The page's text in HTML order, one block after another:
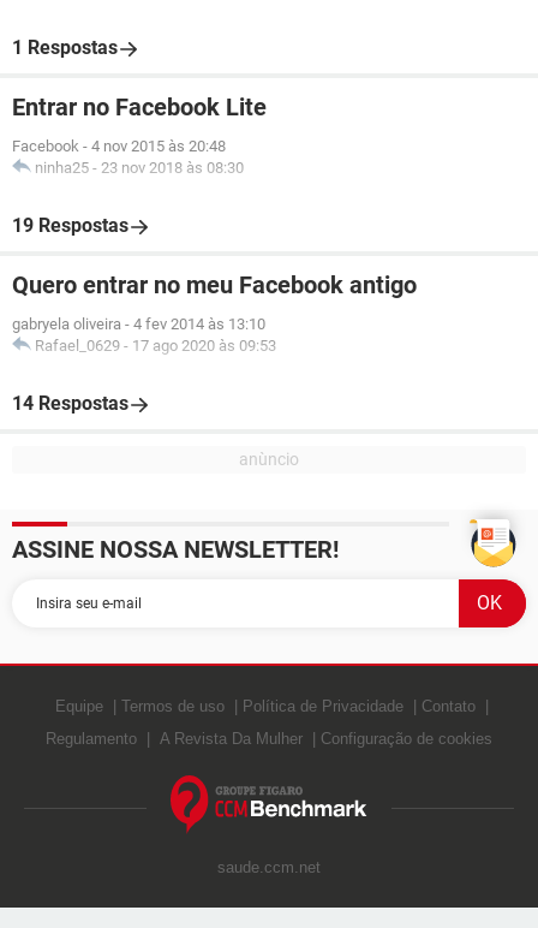
1 Respostas
Entrar no Facebook Lite
Facebook - 4 nov 2015 às 20:48
ninha25 - 23 nov 2018 às 08:30
19 Respostas
Quero entrar no meu Facebook antigo
gabryela oliveira - 4 fev 2014 às 13:10
Rafael_0629 - 17 ago 2020 às 09:53
14 Respostas
ASSINE NOSSA NEWSLETTER!
Equipe Termos de uso Política de Privacidade
Contato
Regulamento
A Revista Da Mulher Configuração de cookies
saude.ccm.net